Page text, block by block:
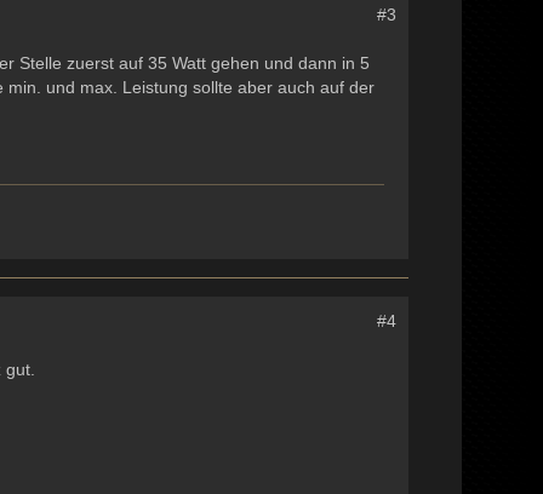
#3
Stelle zuerst auf 35 Watt gehen und dann in 5
und max. Leistung sollte aber auch auf der
#4